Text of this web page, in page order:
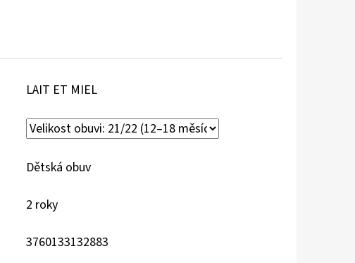
LAIT ET MIEL
Dětská obuv
2 roky
3760133132883